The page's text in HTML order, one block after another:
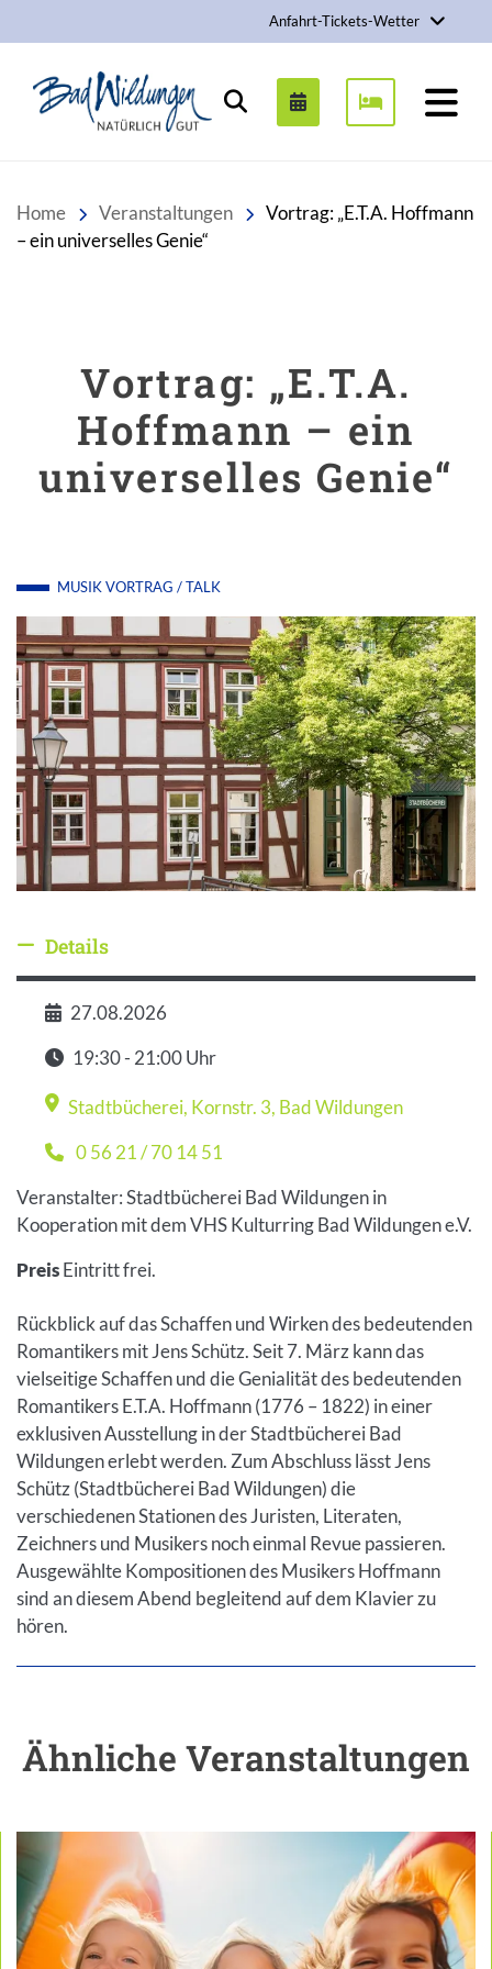
Anfahrt-Tickets-Wetter
Stadt Bad Wildungen
Suchen
Home Veranstaltungen
Vortrag: „E.T.A. Hoffmann
– ein universelles Genie“
Vortrag: „E.T.A.
Hoffmann – ein
universelles Genie“
MUSIKVORTRAG / TALK
Details ausblenden
Details
Datum
27.08.2026
Zeit
19:30 - 21:00 Uhr
Veranstaltungsort
Stadtbücherei, Kornstr. 3, Bad Wildungen
Telefon
0 56 21 / 70 14 51
Veranstalter: Stadtbücherei Bad Wildungen in
Kooperation mit dem VHS Kulturring Bad Wildungen e.V.
PreisEintritt frei.
Rückblick auf das Schaffen und Wirken des bedeutenden
Romantikers mit Jens Schütz. Seit 7. März kann das
vielseitige Schaffen und die Genialität des bedeutenden
Romantikers E.T.A. Hoffmann (1776 – 1822) in einer
exklusiven Ausstellung in der Stadtbücherei Bad
Wildungen erlebt werden. Zum Abschluss lässt Jens
Schütz (Stadtbücherei Bad Wildungen) die
verschiedenen Stationen des Juristen, Literaten,
Zeichners und Musikers noch einmal Revue passieren.
Ausgewählte Kompositionen des Musikers Hoffmann
sind an diesem Abend begleitend auf dem Klavier zu
hören.
Ähnliche Veranstaltungen